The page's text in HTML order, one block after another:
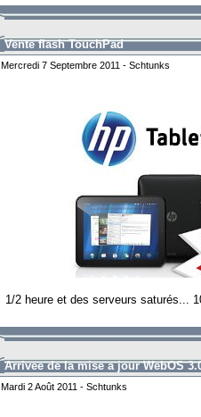
Vente flash TouchPad
Mercredi 7 Septembre 2011 - Schtunks
1/2 heure et des serveurs saturés...
Arrivee de la mise a jour WebOS
Mardi 2 Août 2011 - Schtunks